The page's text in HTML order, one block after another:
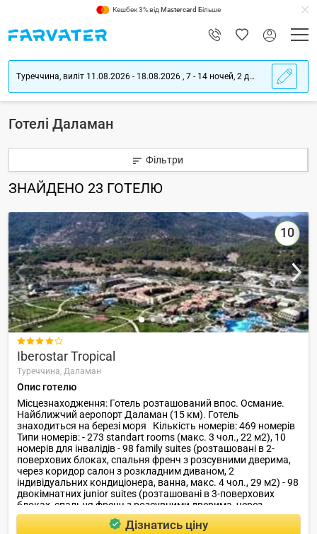
Кешбек 3% від Mastercard Більше
Туреччина, виліт 11.08.2026 - 18.08.2026 , 7 - 14 ночей, 2 дорослих
Готелі Даламан
Фільтри
ЗНАЙДЕНО 23 ГОТЕЛЮ
10

Iberostar Tropical
Туреччина, Даламан
Опис готелю
Місцезнаходження: Готель розташований впос. Османие.
Найближчий аеропорт Даламан (15 км). Готель
знаходиться на березі моря Кількість номерів: 469 номерів
Типи номерів: - 273 standart rooms (макс. 3 чол., 22 м2), 10
номерів для інвалідів - 98 family suites (розташовані в 2-
поверхових блоках, спальня френч з розсувними дверима,
через коридор салон з розкладним диваном, 2
індивідуальних кондиціонера, ванна, макс. 4 чол., 29 м2) - 98
двокімнатних junior suites (розташовані в 3-поверхових
блоках, спальня френч з розсувними дверима, через
коридор салон з розкладним Діану, 2 індивідуальних
кондиціонера, ванна, 2 ТВ, макс.Дізнатись ціну